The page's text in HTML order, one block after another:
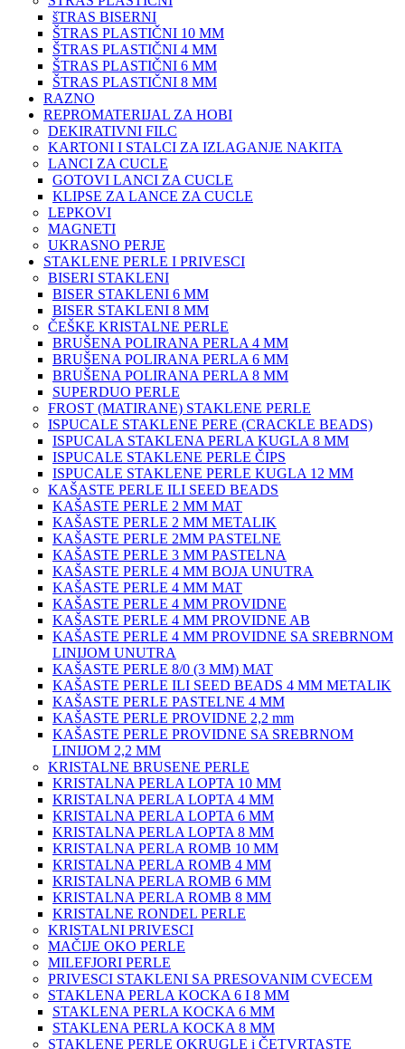
šTRAS BISERNI
ŠTRAS PLASTIČNI 10 MM
ŠTRAS PLASTIČNI 4 MM
ŠTRAS PLASTIČNI 6 MM
ŠTRAS PLASTIČNI 8 MM
RAZNO
REPROMATERIJAL ZA HOBI
DEKIRATIVNI FILC
KARTONI I STALCI ZA IZLAGANJE NAKITA
LANCI ZA CUCLE
GOTOVI LANCI ZA CUCLE
KLIPSE ZA LANCE ZA CUCLE
LEPKOVI
MAGNETI
UKRASNO PERJE
STAKLENE PERLE I PRIVESCI
BISERI STAKLENI
BISER STAKLENI 6 MM
BISER STAKLENI 8 MM
ČEŠKE KRISTALNE PERLE
BRUŠENA POLIRANA PERLA 4 MM
BRUŠENA POLIRANA PERLA 6 MM
BRUŠENA POLIRANA PERLA 8 MM
SUPERDUO PERLE
FROST (MATIRANE) STAKLENE PERLE
ISPUCALE STAKLENE PERE (CRACKLE BEADS)
ISPUCALA STAKLENA PERLA KUGLA 8 MM
ISPUCALE STAKLENE PERLE ČIPS
ISPUCALE STAKLENE PERLE KUGLA 12 MM
KAŠASTE PERLE ILI SEED BEADS
KAŠASTE PERLE 2 MM MAT
KAŠASTE PERLE 2 MM METALIK
KAŠASTE PERLE 2MM PASTELNE
KAŠASTE PERLE 3 MM PASTELNA
KAŠASTE PERLE 4 MM BOJA UNUTRA
KAŠASTE PERLE 4 MM MAT
KAŠASTE PERLE 4 MM PROVIDNE
KAŠASTE PERLE 4 MM PROVIDNE AB
KAŠASTE PERLE 4 MM PROVIDNE SA SREBRNOM
LINIJOM UNUTRA
KAŠASTE PERLE 8/0 (3 MM) MAT
KAŠASTE PERLE ILI SEED BEADS 4 MM METALIK
KAŠASTE PERLE PASTELNE 4 MM
KAŠASTE PERLE PROVIDNE 2,2 mm
KAŠASTE PERLE PROVIDNE SA SREBRNOM
LINIJOM 2,2 MM
KRISTALNE BRUSENE PERLE
KRISTALNA PERLA LOPTA 10 MM
KRISTALNA PERLA LOPTA 4 MM
KRISTALNA PERLA LOPTA 6 MM
KRISTALNA PERLA LOPTA 8 MM
KRISTALNA PERLA ROMB 10 MM
KRISTALNA PERLA ROMB 4 MM
KRISTALNA PERLA ROMB 6 MM
KRISTALNA PERLA ROMB 8 MM
KRISTALNE RONDEL PERLE
KRISTALNI PRIVESCI
MAČIJE OKO PERLE
MILEFJORI PERLE
PRIVESCI STAKLENI SA PRESOVANIM CVECEM
STAKLENA PERLA KOCKA 6 I 8 MM
STAKLENA PERLA KOCKA 6 MM
STAKLENA PERLA KOCKA 8 MM
STAKLENE PERLE OKRUGLE i ČETVRTASTE